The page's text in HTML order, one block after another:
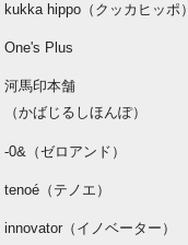
kukka hippo（クッカヒッポ）
One's Plus
河馬印本舗
（かばじるしほんぽ）
-0&（ゼロアンド）
tenoé（テノエ）
innovator（イノベーター）